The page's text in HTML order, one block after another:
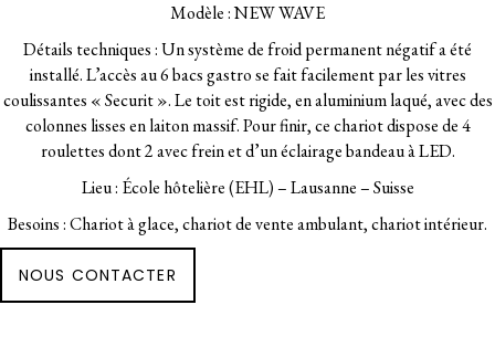
Modèle : NEW WAVE
Détails techniques : Un système de froid permanent négatif a été
installé. L’accès au 6 bacs gastro se fait facilement par les vitres
coulissantes « Securit ». Le toit est rigide, en aluminium laqué, avec des
colonnes lisses en laiton massif. Pour finir, ce chariot dispose de 4
roulettes dont 2 avec frein et d’un éclairage bandeau à LED.
Lieu : École hôtelière (EHL) – Lausanne – Suisse
Besoins : Chariot à glace, chariot de vente ambulant, chariot intérieur.
NOUS CONTACTER